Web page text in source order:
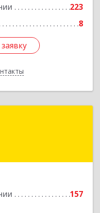
223
8
157
Приозерский р-н,
Подробнее